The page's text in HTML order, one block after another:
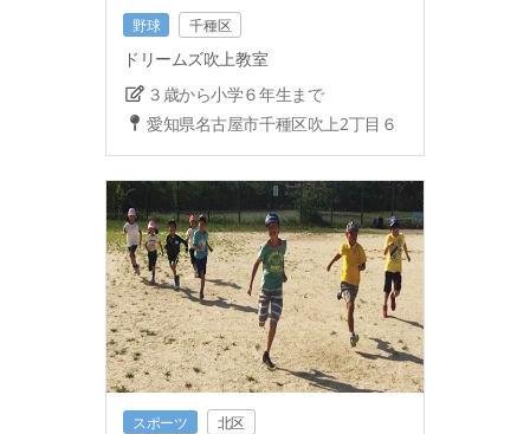
野球 千種区
ドリームズ吹上教室
３歳から小学６年生まで
愛知県名古屋市千種区吹上2丁目６
スポーツ 北区